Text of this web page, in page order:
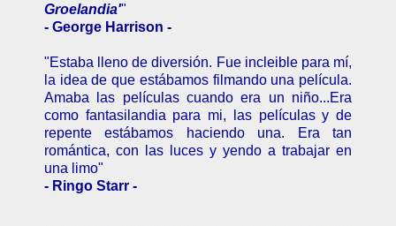
Groelandia'"
- George Harrison -
"Estaba lleno de diversión. Fue incleible para mí,
la idea de que estábamos filmando una película.
Amaba las películas cuando era un niño...Era
como fantasilandia para mi, las películas y de
repente estábamos haciendo una. Era tan
romántica, con las luces y yendo a trabajar en
una limo"
- Ringo Starr -